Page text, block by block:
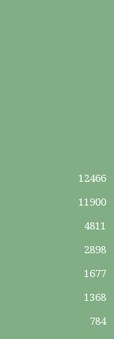
12466
11900
4811
2898
1677
1368
784